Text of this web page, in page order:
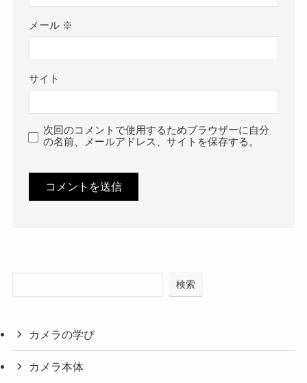
メール ※
サイト
次回のコメントで使用するためブラウザーに自分
の名前、メールアドレス、サイトを保存する。
検索
カメラの学び
カメラ本体